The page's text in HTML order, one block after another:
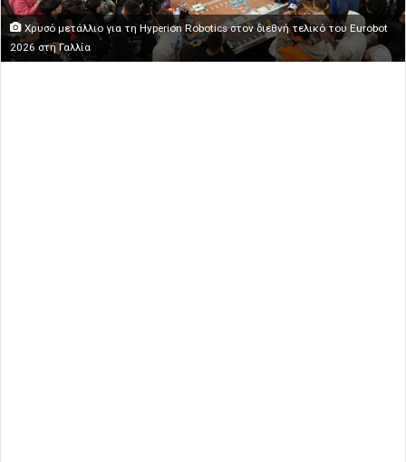
Χρυσό μετάλλιο για τη Hyperion Robotics στον διεθνή τελικό του Eurobot
2026 στη Γαλλία